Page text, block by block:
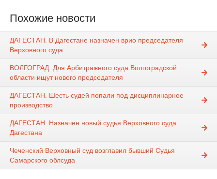
Похожие новости
ДАГЕСТАН. В Дагестане назначен врио председателя
Верховного суда
ВОЛГОГРАД. Для Арбитражного суда Волгоградской
области ищут нового председателя
ДАГЕСТАН. Шесть судей попали под дисциплинарное
производство
ДАГЕСТАН. Назначен новый судья Верховного суда
Дагестана
Чеченский Верховный суд возглавил бывший Судья
Самарского облсуда